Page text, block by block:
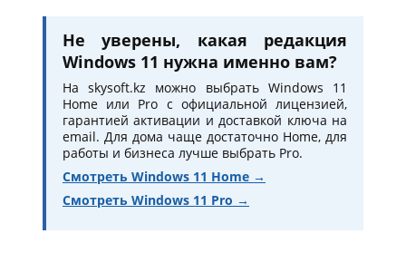
Не уверены, какая редакция
Windows 11 нужна именно вам?
На skysoft.kz можно выбрать Windows 11
Home или Pro с официальной лицензией,
гарантией активации и доставкой ключа на
email. Для дома чаще достаточно Home, для
работы и бизнеса лучше выбрать Pro.
Смотреть Windows 11 Home →
Смотреть Windows 11 Pro →